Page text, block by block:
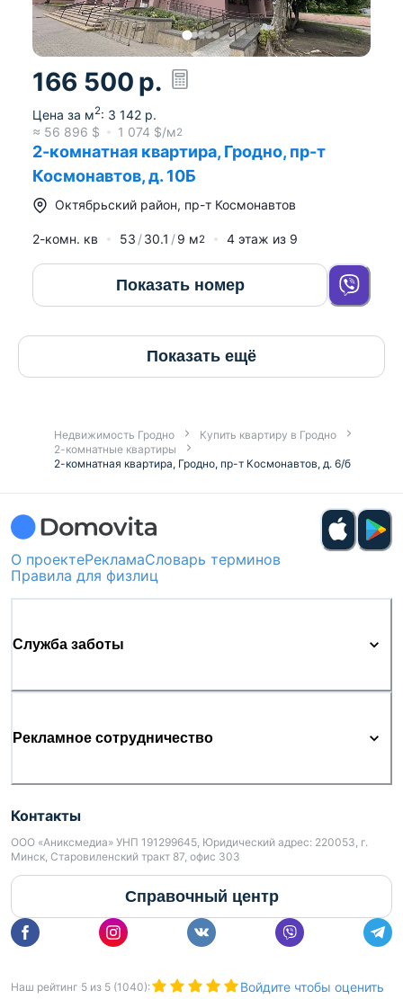
166 500 р.
Цена за м2: 3 142 р.
≈ 56 896 $ 1 074 $/м2
2-комнатная квартира, Гродно, пр-т
Космонавтов, д. 10Б
Октябрьский район, пр-т Космонавтов
2-комн. кв 53 30.1 9 м2 4 этаж из 9
Показать номер
Показать ещё
Недвижимость Гродно
Купить квартиру в Гродно
2-комнатные квартиры
2-комнатная квартира, Гродно, пр-т Космонавтов, д. 6/б
О проектеРекламаСловарь терминов
Правила для физлиц
Служба заботы
Рекламное сотрудничество
Контакты
ООО «Аниксмедиа» УНП 191299645, Юридический адрес: 220053, г.
Минск, Старовиленский тракт 87, офис 303
Справочный центр
Наш рейтинг 5 из 5 (1040): Войдите чтобы оценить